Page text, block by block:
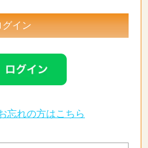
忘れの方はこちら